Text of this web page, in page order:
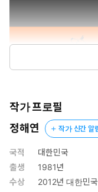
작가 프로필
정해연
작가 신간 알
국적
대한민국
출생
1981년
수상
2012년 대한민